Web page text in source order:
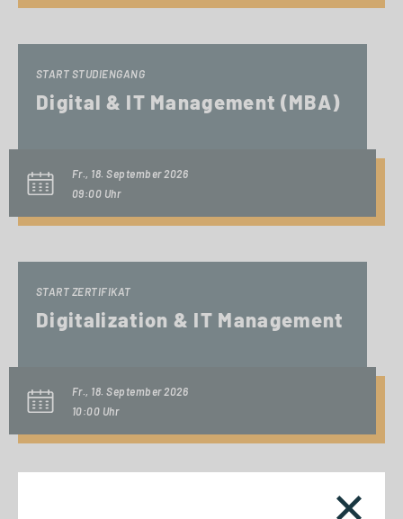
START STUDIENGANG
Digital & IT Management (MBA)
Fr., 18. September 2026
09:00 Uhr
START ZERTIFIKAT
Digitalization & IT Management
Fr., 18. September 2026
10:00 Uhr